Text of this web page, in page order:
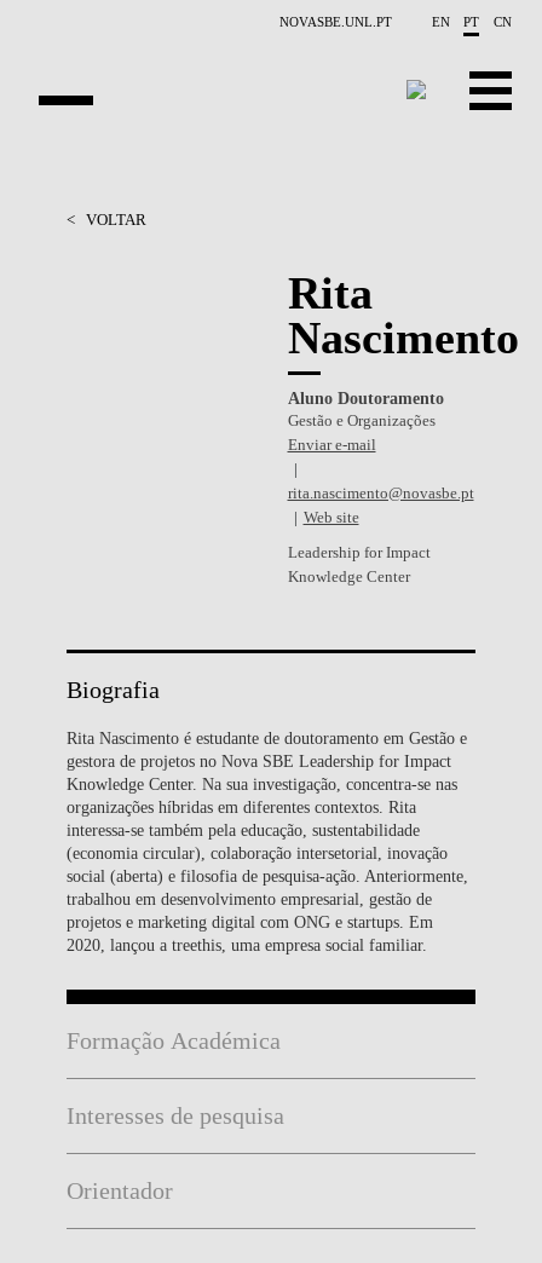
NOVASBE.UNL.PT EN PT CN
< VOLTAR
Rita
Nascimento
Aluno Doutoramento
Gestão e Organizações
Enviar e-mail
rita.nascimento@novasbe.pt
Web site
Leadership for Impact
Knowledge Center
Biografia
Rita Nascimento é estudante de doutoramento em Gestão e
gestora de projetos no Nova SBE Leadership for Impact
Knowledge Center. Na sua investigação, concentra-se nas
organizações híbridas em diferentes contextos. Rita
interessa-se também pela educação, sustentabilidade
(economia circular), colaboração intersetorial, inovação
social (aberta) e filosofia de pesquisa-ação. Anteriormente,
trabalhou em desenvolvimento empresarial, gestão de
projetos e marketing digital com ONG e startups. Em
2020, lançou a treethis, uma empresa social familiar.
Formação Académica
Interesses de pesquisa
Orientador